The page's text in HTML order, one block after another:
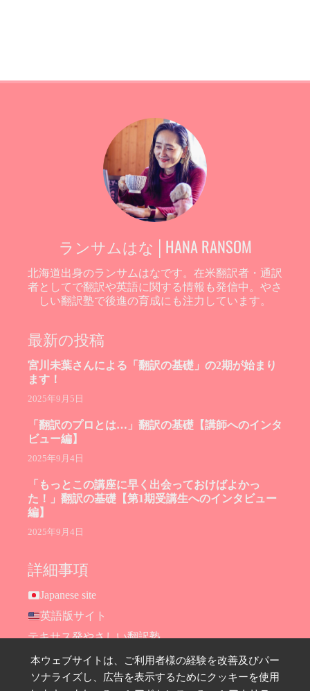
ランサムはな│HANA RANSOM
北海道出身のランサムはなです。在米翻訳者・通訳
者としてで翻訳や英語に関する情報も発信中。やさ
しい翻訳塾で後進の育成にも注力しています。
最新の投稿
宮川未葉さんによる「翻訳の基礎」の2期が始まり
ます！
2025年9月5日
「翻訳のプロとは…」翻訳の基礎【講師へのインタ
ビュー編】
2025年9月4日
「もっとこの講座に早く出会っておけばよかっ
た！」翻訳の基礎【第1期受講生へのインタビュー
編】
2025年9月4日
詳細事項
Japanese site
英語版サイト
テキサス発やさしい翻訳塾
Hana Ransom Shop
Site map
本ウェブサイトは、ご利用者様の経験を改善及びパー
ソナライズし、広告を表示するためにクッキーを使用